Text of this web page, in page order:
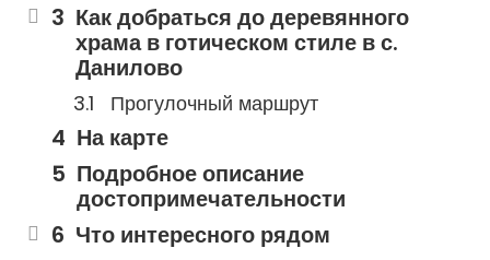
Как добраться до деревянного
храма в готическом стиле в с.
Данилово
Прогулочный маршрут
На карте
Подробное описание
достопримечательности
Что интересного рядом